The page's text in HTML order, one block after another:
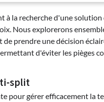
à la recherche d'une
Nous explorerons
prendre une décision
d'éviter les pièges
split
pour gérer efficacement la